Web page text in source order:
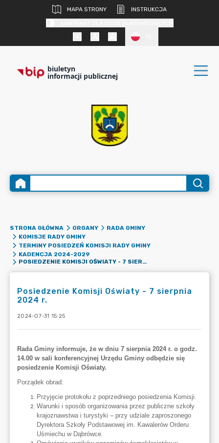
MAPA STRONY
INSTRUKCJA
biuletyn
informacji publicznej
STRONA GŁÓWNA ORGANY
RADA GMINY
KOMISJE RADY GMINY
TERMINY POSIEDZEŃ KOMISJI RADY GMINY
KADENCJA 2024-2029
POSIEDZENIE KOMISJI OŚWIATY - 7 SIERPNIA 2024 R.
Posiedzenie Komisji Oświaty - 7 sierpnia
2024 r.
2024-07-31 15:25